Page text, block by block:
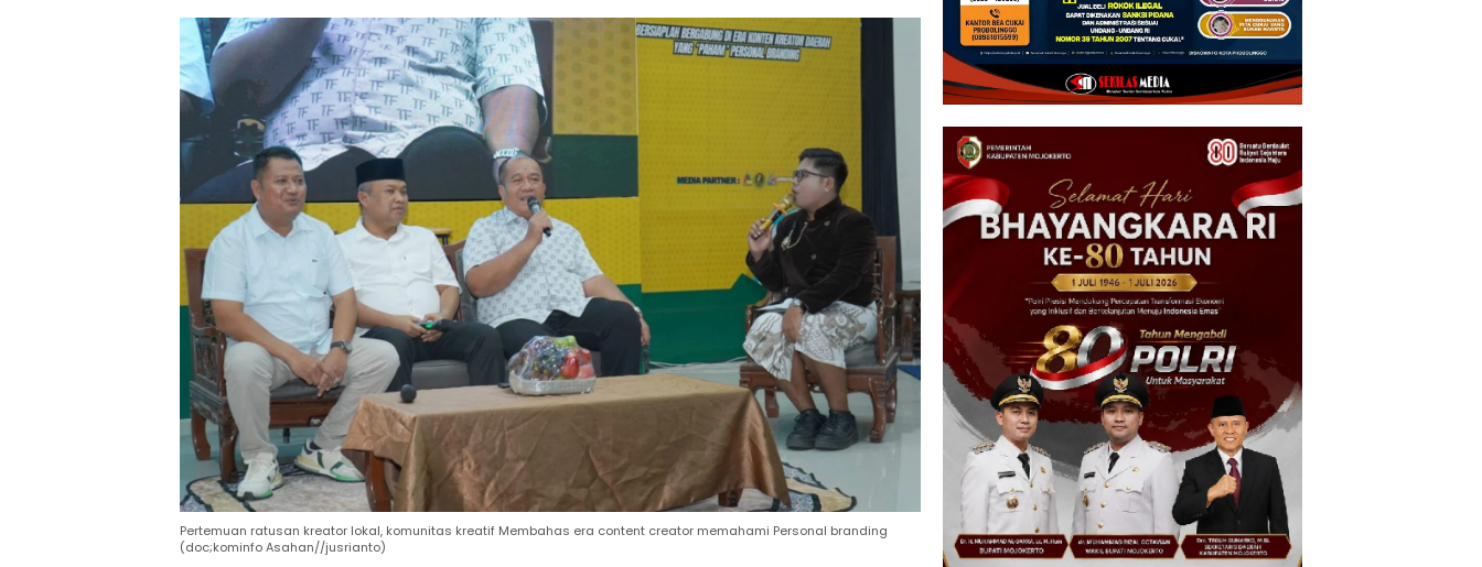
Pertemuan ratusan kreator lokal, komunitas kreatif Membahas era content creator memahami Personal branding
(doc;kominfo Asahan//jusrianto)